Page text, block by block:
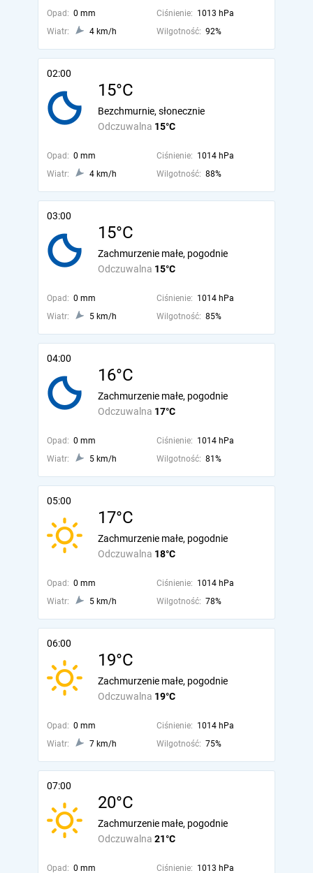
Opad: 0 mm Ciśnienie: 1013 hPa
Wiatr:
4 km/h Wilgotność: 92%
02:00
15°C
Odczuwalna 15°C
Bezchmurnie, słonecznie
Opad: 0 mm Ciśnienie: 1014 hPa
Wiatr:
4 km/h Wilgotność: 88%
03:00
15°C
Odczuwalna 15°C
Zachmurzenie małe, pogodnie
Opad: 0 mm Ciśnienie: 1014 hPa
Wiatr:
5 km/h Wilgotność: 85%
04:00
16°C
Odczuwalna 17°C
Zachmurzenie małe, pogodnie
Opad: 0 mm Ciśnienie: 1014 hPa
Wiatr:
5 km/h Wilgotność: 81%
05:00
17°C
Odczuwalna 18°C
Zachmurzenie małe, pogodnie
Opad: 0 mm Ciśnienie: 1014 hPa
Wiatr:
5 km/h Wilgotność: 78%
06:00
19°C
Odczuwalna 19°C
Zachmurzenie małe, pogodnie
Opad: 0 mm Ciśnienie: 1014 hPa
Wiatr:
7 km/h Wilgotność: 75%
07:00
20°C
Odczuwalna 21°C
Zachmurzenie małe, pogodnie
Opad: 0 mm Ciśnienie: 1013 hPa